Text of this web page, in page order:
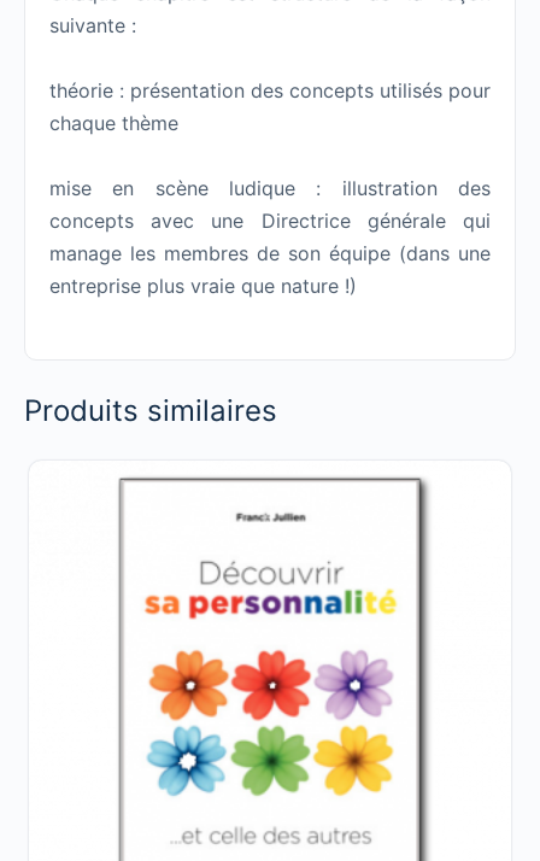
suivante :
théorie : présentation des concepts utilisés pour
chaque thème
mise en scène ludique : illustration des
concepts avec une Directrice générale qui
manage les membres de son équipe (dans une
entreprise plus vraie que nature !)
Produits similaires